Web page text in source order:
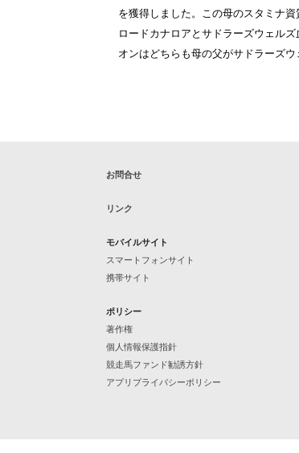
を獲得しました。この母のスタミナ
ロードカナロアとサドラーズウェル
オンはどちらも母の父がサドラーズウ
お問合せ
リンク
モバイルサイト
スマートフォンサイト
携帯サイト
ポリシー
著作権
個人情報保護指針
競走馬ファンド勧誘方針
アプリプライバシーポリシー